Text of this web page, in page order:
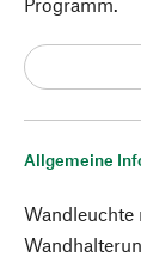
Allgemeine
Wandleuchte